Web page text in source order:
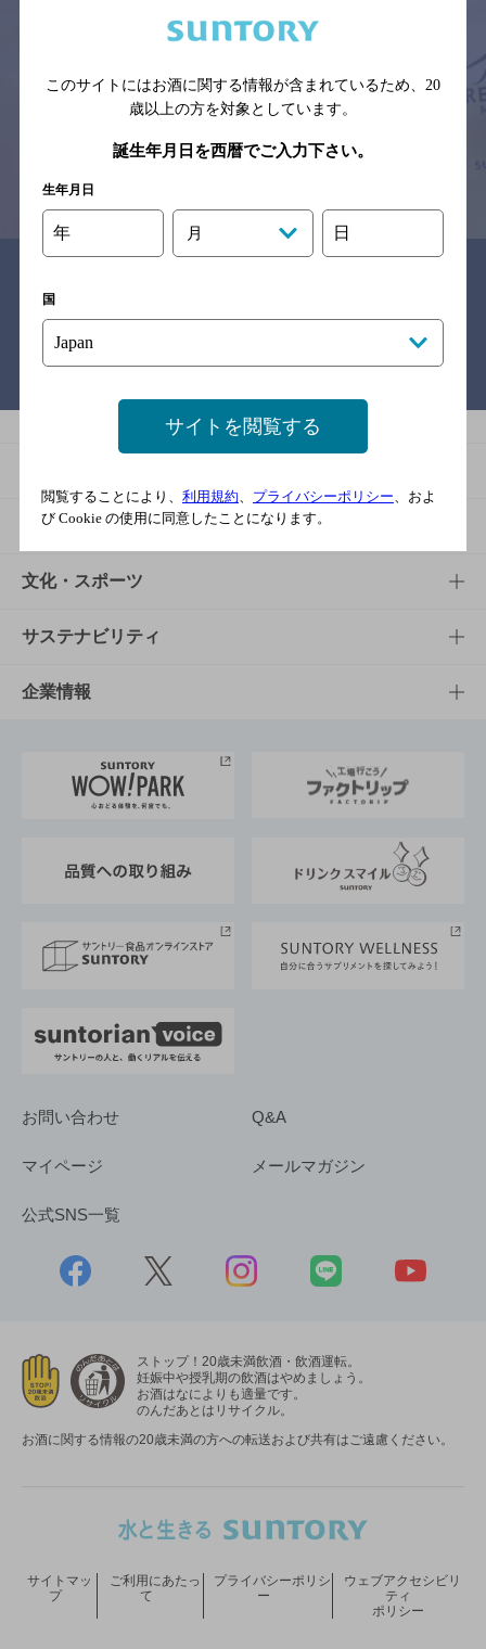
サイトマップ ご意見・ご感想
※それぞれのお店のメニューや営業時間などの掲載情報については、
予告なしに変更されることがありますので、
念のためお店にご確認の上ご来店くださいますようお願い申し上げま
商品TOP
商品一覧
商品発売情報
栄養成分一覧
知る・楽しむ
知る・楽しむTOP
キャンペーン
工場見学
地域情報
文化・スポーツ
文化・スポーツTOP
サントリーホール
サントリーサンバーズ大阪
サステナビリティ
サステナビリティTOP
サントリーが考えるサステナビリティ経営
企業情報
企業概要
採用情報
お問い合わせ Q&A
マイページ メールマガジン
公式SNS一覧
ストップ！20歳未満飲酒・飲酒運転。
妊娠中や授乳期の飲酒はやめましょう。
お酒はなによりも適量です。
のんだあとはリサイクル。
お酒に関する情報の20歳未満の方への転送および共有はご遠慮ください。
サイトマッ
プ
ご利用にあたっ
て
プライバシーポリシ
ー
ウェブアクセシビリ
ティ
ポリシー
このサイトにはお酒に関する情報が含まれているため、 20
歳以上の方を対象としています。
誕生年月日を西暦でご入力下さい。
生年月日
年 月 日
国
サイトを閲覧する
閲覧することにより、 利用規約、 プライバシーポリシー、およ
び Cookie の使用に同意したことになります。